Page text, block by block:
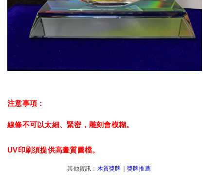
注意事項：
線條不可以太細、緊密，雕刻會模糊。
UV印刷須提供高畫質圖檔。
其他資訊： 木質獎牌 獎牌推薦